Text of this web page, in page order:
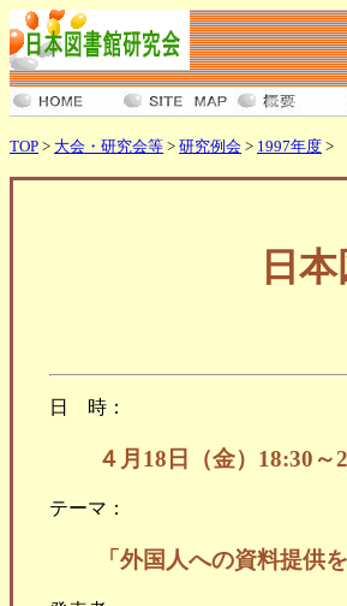
TOP > 大会・研究会等 > 研究例会 > 1997年度 >
日
日 時：
４月18日（金）18:30～
テーマ：
「外国人への資料提供